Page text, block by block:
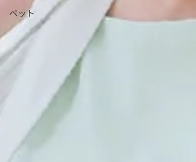
ペット